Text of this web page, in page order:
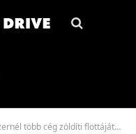
zöldíti flottáját állami támogatással